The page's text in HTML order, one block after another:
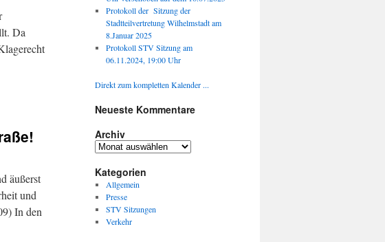
Da
äußerst
und
In den
Protokoll der Sitzung der
Stadtteilvertretung Wilhelmstadt am
8.Januar 2025
Protokoll STV Sitzung am
06.11.2024, 19:00 Uhr
Direkt zum kompletten Kalender ...
Neueste Kommentare
Archiv
Archiv
Kategorien
Allgemein
Presse
STV Sitzungen
Verkehr